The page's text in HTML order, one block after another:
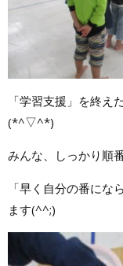
「学習支援」を終え
(*^▽^*)
みんな、しっかり順
「早く自分の番にな
ます(^^;)